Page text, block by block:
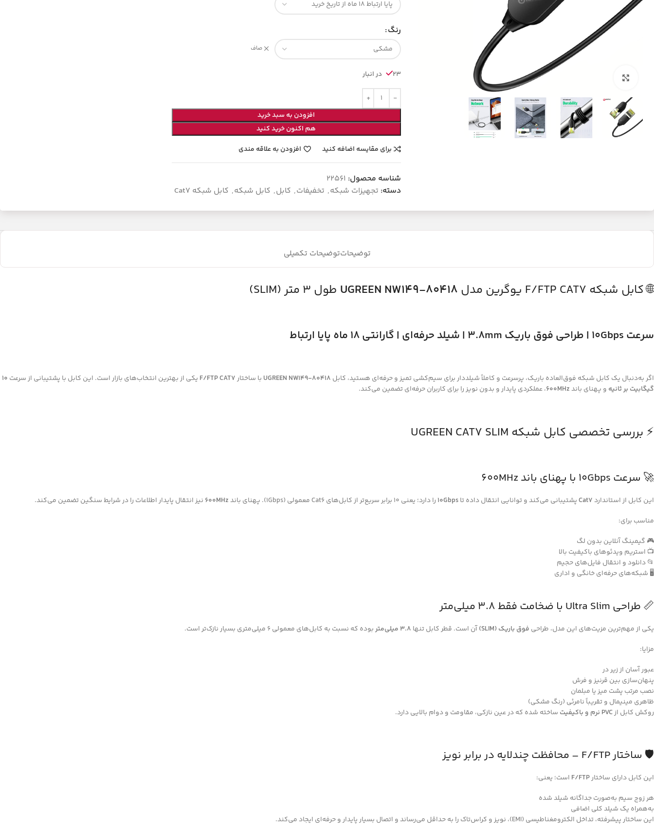
رنگ
صاف
23 در انبار
افزودن به سبد خرید
هم اکنون خرید کنید
برای مقایسه اضافه کنید
افزودن به علاقه مندی
شناسه محصول: 22561
دسته: تجهیزات شبکه, تخفیفات, کابل, کابل شبکه, کابل شبکه Cat7
توضیحاتتوضیحات تکمیلی
🌐 کابل شبکه F/FTP CAT7 یوگرین مدل UGREEN NW149-80418 طول 3 متر (SLIM)
سرعت 10Gbps | طراحی فوق باریک 3.8mm | شیلد حرفه‌ای | گارانتی 18 ماه پایا ارتباط
اگر به‌دنبال یک کابل شبکه فوق‌العاده باریک، پرسرعت و کاملاً شیلددار برای سیم‌کشی تمیز و حرفه‌ای هستید، کابل UGREEN NW149-80418 با ساختارF/FTP CAT7 یکی از بهترین انتخاب‌های بازار است. این کابل با پشتیبانی از سرعت 10
گیگابیت بر ثانیه و پهنای باند600MHz، عملکردی پایدار و بدون نویز را برای کاربران حرفه‌ای تضمین می‌کند.
⚡ بررسی تخصصی کابل شبکه UGREEN CAT7 SLIM
🚀 سرعت 10Gbps با پهنای باند 600MHz
این کابل از استانداردCat7پشتیبانی می‌کند و توانایی انتقال داده تا10Gbps را دارد؛ یعنی 10 برابر سریع‌تر از کابل‌های Cat6 معمولی (1Gbps). پهنای باند 600MHz نیز انتقال پایدار اطلاعات را در شرایط سنگین تضمین می‌کند.
مناسب برای:
🎮 گیمینگ آنلاین بدون لگ
📺 استریم ویدئوهای باکیفیت بالا
📂 دانلود و انتقال فایل‌های حجیم
🖥️ شبکه‌های حرفه‌ای خانگی و اداری
📏 طراحی Ultra Slim با ضخامت فقط 3.8 میلی‌متر
یکی از مهم‌ترین مزیت‌های این مدل، طراحی فوق باریک (SLIM) آن است. قطر کابل تنها 3.8 میلی‌متر
بوده که نسبت به کابل‌های معمولی 6 میلی‌متری بسیار نازک‌تر است.
مزایا:
عبور آسان از زیر در
پنهان‌سازی بین قرنیز و فرش
نصب مرتب پشت میز یا مبلمان
ظاهری مینیمال و تقریباً نامرئی (رنگ مشکی)
روکش کابل ازPVC نرم و باکیفیت ساخته شده که در عین نازکی، مقاومت و دوام بالایی دارد.
🛡️ ساختار F/FTP – محافظت چندلایه در برابر نویز
این کابل دارای ساختارF/FTP است؛ یعنی:
هر زوج سیم به‌صورت جداگانه شیلد شده
به‌همراه یک شیلد کلی اضافی
این ساختار پیشرفته، تداخل الکترومغناطیسی (EMI)، نویز و کراس‌تاک را به حداقل می‌رساند و اتصال بسیار پایدار و حرفه‌ای ایجاد می‌کند.